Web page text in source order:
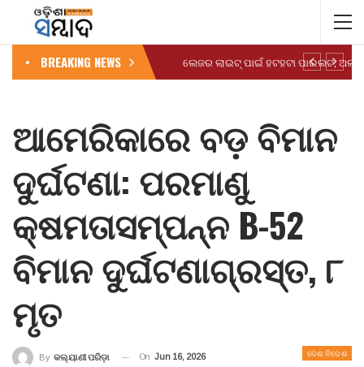
BREAKING NEWS
ଆମେରିକାରେ ବଡ଼ ବିମାନ
ଦୁର୍ଘଟଣା: ପରମାଣୁ
କ୍ଷମତାସମ୍ପନ୍ନ B-52
ବିମାନ ଦୁର୍ଘଟଣାଗ୍ରସ୍ତ, ୮
ମୃତ
ଦେଶ ବିଦେଶ
By କଲ୍ୟାଣୀ ପରିଡ଼ା On Jun 16, 2026